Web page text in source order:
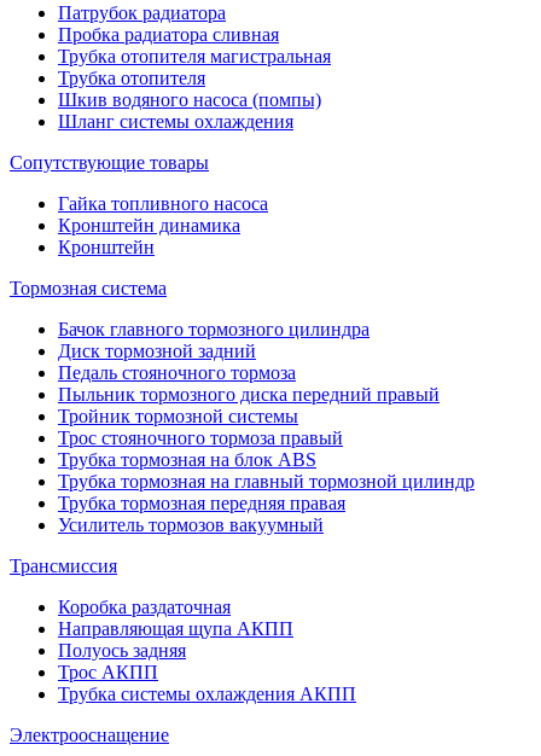
Патрубок радиатора
Пробка радиатора сливная
Трубка отопителя магистральная
Трубка отопителя
Шкив водяного насоса (помпы)
Шланг системы охлаждения
Сопутствующие товары
Гайка топливного насоса
Кронштейн динамика
Кронштейн
Тормозная система
Бачок главного тормозного цилиндра
Диск тормозной задний
Педаль стояночного тормоза
Пыльник тормозного диска передний правый
Тройник тормозной системы
Трос стояночного тормоза правый
Трубка тормозная на блок ABS
Трубка тормозная на главный тормозной цилиндр
Трубка тормозная передняя правая
Усилитель тормозов вакуумный
Трансмиссия
Коробка раздаточная
Направляющая щупа АКПП
Полуось задняя
Трос АКПП
Трубка системы охлаждения АКПП
Электрооснащение